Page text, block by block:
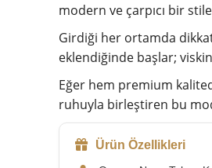
modern ve çarpıcı bir
Girdiği her ortamda
eklendiğinde başlar;
Eğer hem premium
ruhuyla birleştiren bu
Ürün Özellikleri